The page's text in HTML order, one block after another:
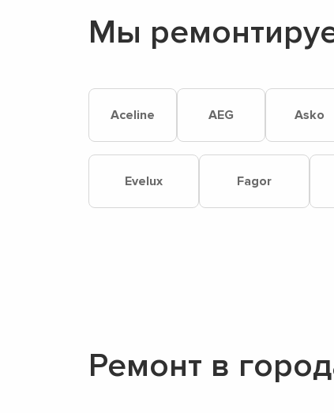
Мы
Aceline AEG Asko
Evelux Fagor
Ремонт в